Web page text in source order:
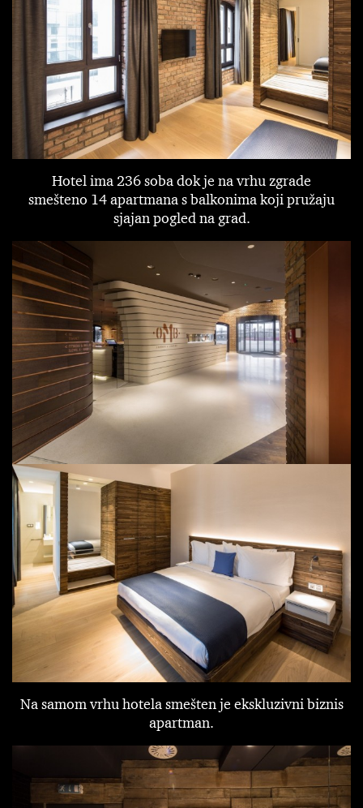
Hotel ima 236 soba dok je na vrhu zgrade
smešteno 14 apartmana s balkonima koji pružaju
sjajan pogled na grad.
Na samom vrhu hotela smešten je ekskluzivni biznis
apartman.